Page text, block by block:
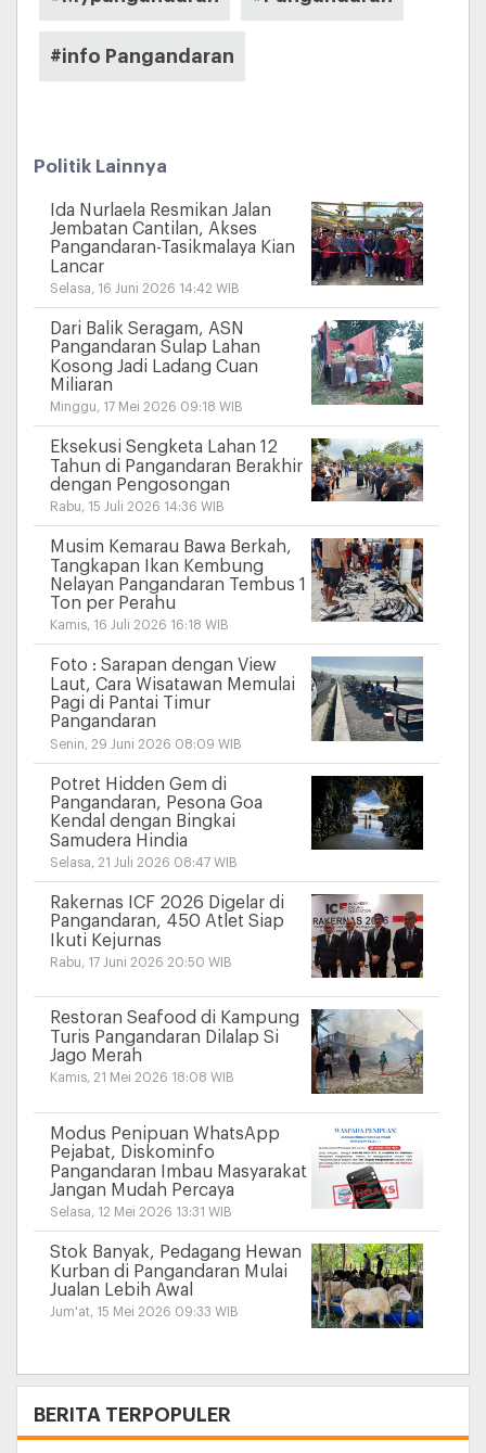
#info Pangandaran
Politik Lainnya
Ida Nurlaela Resmikan Jalan
Jembatan Cantilan, Akses
Pangandaran-Tasikmalaya Kian
Lancar
Selasa, 16 Juni 2026 14:42 WIB
Dari Balik Seragam, ASN
Pangandaran Sulap Lahan
Kosong Jadi Ladang Cuan
Miliaran
Minggu, 17 Mei 2026 09:18 WIB
Eksekusi Sengketa Lahan 12
Tahun di Pangandaran Berakhir
dengan Pengosongan
Rabu, 15 Juli 2026 14:36 WIB
Musim Kemarau Bawa Berkah,
Tangkapan Ikan Kembung
Nelayan Pangandaran Tembus 1
Ton per Perahu
Kamis, 16 Juli 2026 16:18 WIB
Foto : Sarapan dengan View
Laut, Cara Wisatawan Memulai
Pagi di Pantai Timur
Pangandaran
Senin, 29 Juni 2026 08:09 WIB
Potret Hidden Gem di
Pangandaran, Pesona Goa
Kendal dengan Bingkai
Samudera Hindia
Selasa, 21 Juli 2026 08:47 WIB
Rakernas ICF 2026 Digelar di
Pangandaran, 450 Atlet Siap
Ikuti Kejurnas
Rabu, 17 Juni 2026 20:50 WIB
Restoran Seafood di Kampung
Turis Pangandaran Dilalap Si
Jago Merah
Kamis, 21 Mei 2026 18:08 WIB
Modus Penipuan WhatsApp
Pejabat, Diskominfo
Pangandaran Imbau Masyarakat
Jangan Mudah Percaya
Selasa, 12 Mei 2026 13:31 WIB
Stok Banyak, Pedagang Hewan
Kurban di Pangandaran Mulai
Jualan Lebih Awal
Jum'at, 15 Mei 2026 09:33 WIB
BERITA TERPOPULER